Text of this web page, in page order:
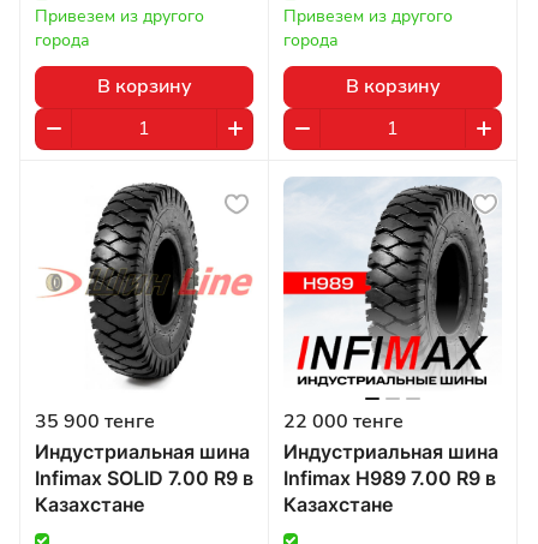
Привезем из другого
города
В корзину
Привезем из другого
города
В корзину
35 900 тенге
Индустриальная шина
Infimax SOLID 7.00 R9 в
Казахстане
22 000 тенге
Индустриальная шина
Infimax H989 7.00 R9 в
Казахстане